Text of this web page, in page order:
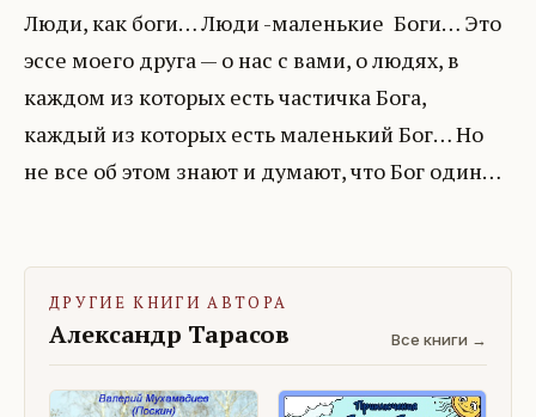
Люди, как боги… Люди -маленькие Боги… Это
эссе моего друга — о нас с вами, о людях, в
каждом из которых есть частичка Бога,
каждый из которых есть маленький Бог… Но
не все об этом знают и думают, что Бог один…
ДРУГИЕ КНИГИ АВТОРА
Александр Тарасов Все книги →